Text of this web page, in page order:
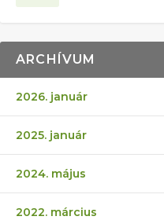
ARCHÍVUM
2026. január
2025. január
2024. május
2022. március